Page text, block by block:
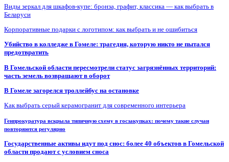
Виды зеркал для шкафов-купе: бронза, графит, классика — как выбрать в
Беларуси
Корпоративные подарки с логотипом: как выбрать и не ошибиться
Убийство в колледже в Гомеле: трагедия, которую никто не пытался
предотвратить
В Гомельской области пересмотрели статус загрязнённых территорий:
часть земель возвращают в оборот
В Гомеле загорелся троллейбус на остановке
Как выбрать серый керамогранит для современного интерьера
Генпрокуратура вскрыла типичную схему в госзакупках: почему такие случаи
повторяются регулярно
Государственные активы идут под снос: более 40 объектов в Гомельской
области продают с условием сноса